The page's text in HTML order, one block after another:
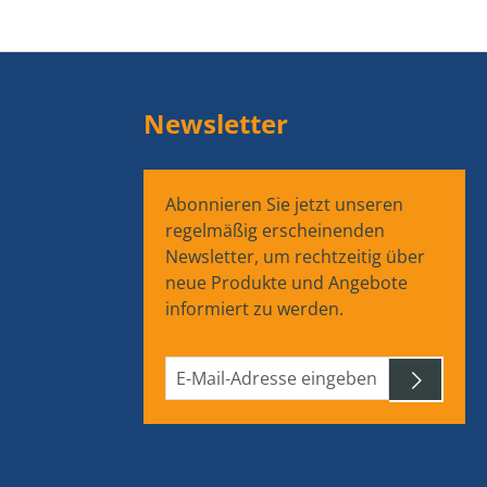
Newsletter
Abonnieren Sie jetzt unseren
regelmäßig erscheinenden
Newsletter, um rechtzeitig über
neue Produkte und Angebote
informiert zu werden.